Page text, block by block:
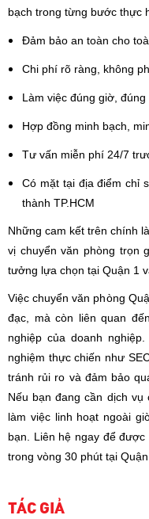
bạch trong từng bước thực
Đảm bảo an toàn cho
Chi phí rõ ràng, không
Làm việc đúng giờ,
Hợp đồng minh bạch,
Tư vấn miễn phí 24/7
Có mặt tại địa điểm chỉ
thành TP.HCM
Những cam kết trên chính
vị chuyển văn phòng trọn
tưởng lựa chọn tại Quận 1
Việc chuyển văn phòng
đạc, mà còn liên quan
nghiệp của doanh
nghiệm thực chiến như
tránh rủi ro và đảm bảo
Nếu bạn đang cần dịch vụ
làm việc linh hoạt ngoài
bạn. Liên hệ ngay để
trong vòng 30 phút tại Quận
TÁC GIẢ